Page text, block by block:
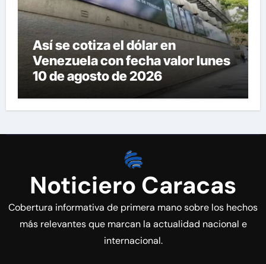
Así se cotiza el dólar en
Venezuela con fecha valor lunes
10 de agosto de 2026
Noticiero Caracas
Cobertura informativa de primera mano sobre los hechos
más relevantes que marcan la actualidad nacional e
internacional.